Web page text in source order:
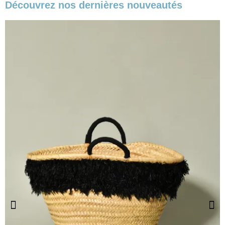
Découvrez nos dernières nouveautés